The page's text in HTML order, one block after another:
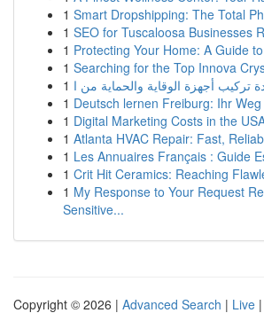
1 Smart Dropshipping: The Total
1 SEO for Tuscaloosa Businesses
1 Protecting Your Home: A Guide
1 Searching for the Top Innova
1
1 Deutsch lernen Freiburg: Ihr
1 Digital Marketing Costs in the
1 Atlanta HVAC Repair: Fast,
1 Les Annuaires Français : Guide
1 Crit Hit Ceramics: Reaching
1 My Response to Your Request
Sensitive...
Copyright © 2026 | Advanced Search | Live |